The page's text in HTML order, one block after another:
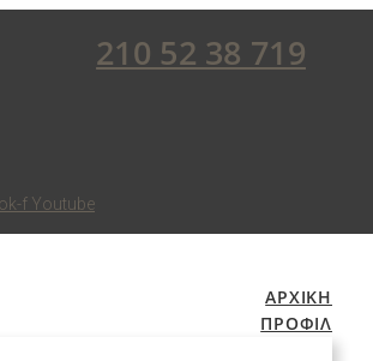
210 52 38 719
f Youtube
ΑΡΧΙΚΗ
ΠΡΟΦΙΛ